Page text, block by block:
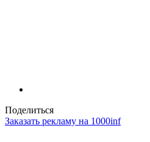
Поделиться
Заказать рекламу на 1000inf